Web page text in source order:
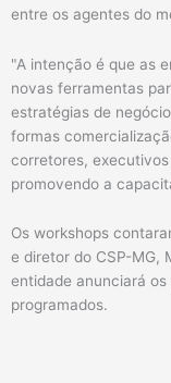
entre os agentes do
"A intenção é que as
novas ferramentas
estratégias de
formas
corretores,
promovendo a
Os workshops
e diretor do CSP-MG,
entidade anunciará
programados.